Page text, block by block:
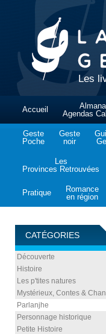
Les
Accueil
Agendas
Geste
Poche
Geste
noir
Les
Provinces Retrouvées
Pratique
Romance
en région
CATÉGORIES
Découverte
Histoire
Les p'tites natures
Mystérieux, Contes &
Parlanjhe
Personnage historique
Petite Histoire